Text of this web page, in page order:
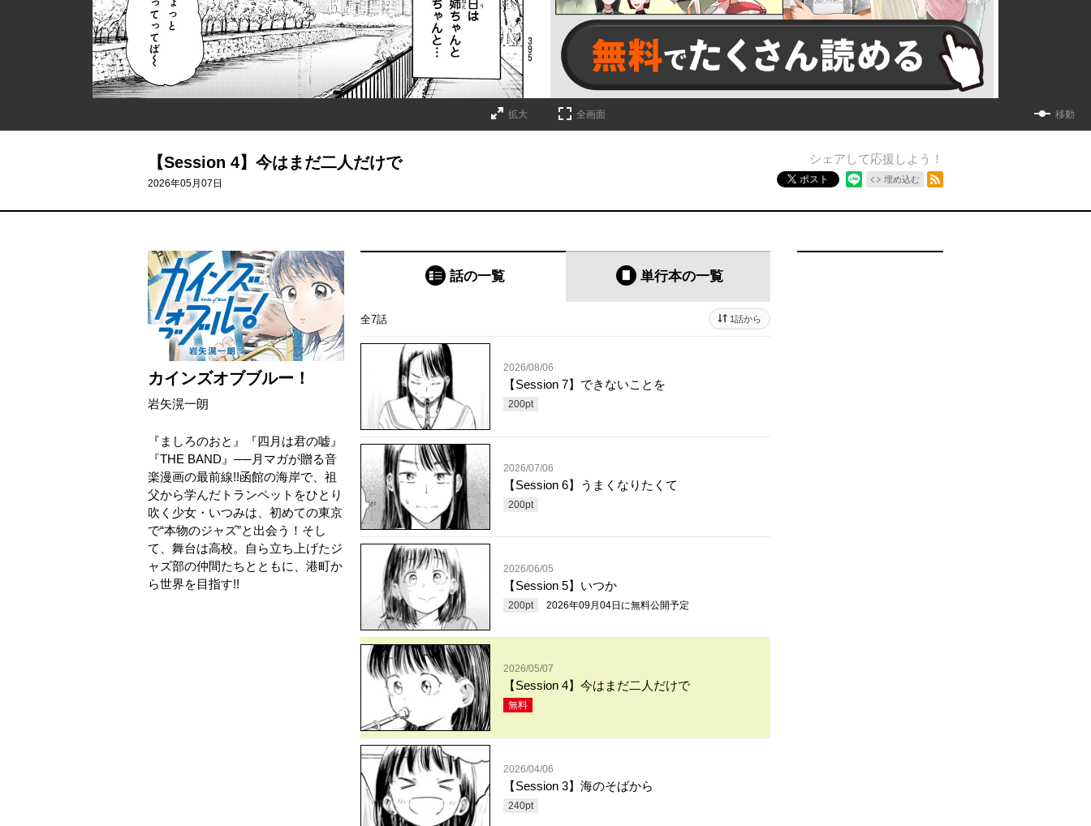
詳細ページへのリンク
拡大 全画面 移動
【Session 4】今はまだ二人だけで
2026年05月07日
シェアして応援しよう！
ポスト 埋め込む
カインズオブブルー！
岩矢滉一朗
『ましろのおと』『四月は君の嘘』
『THE BAND』──月マガが贈る音
楽漫画の最前線!!函館の海岸で、祖
父から学んだトランペットをひとり
吹く少女・いつみは、初めての東京
で“本物のジャズ”と出会う！そし
て、舞台は高校。自ら立ち上げたジ
ャズ部の仲間たちとともに、港町か
ら世界を目指す!!
話の一覧 単行本の一覧
全7話 1話から
2026/08/06
【Session 7】できないことを
200pt
2026/07/06
【Session 6】うまくなりたくて
200pt
2026/06/05
【Session 5】いつか
200pt 2026年09月04日 に無料公開予定
2026/05/07
【Session 4】今はまだ二人だけで
無料
2026/04/06
【Session 3】海のそばから
240pt